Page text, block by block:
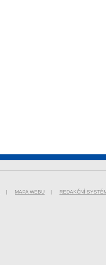
| MAPA WEBU | REDAKČNÍ